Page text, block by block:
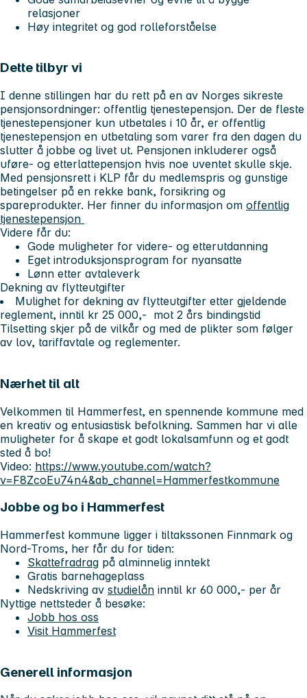
relasjoner
Høy integritet og god rolleforståelse
Dette tilbyr vi
I denne stillingen har du rett på en av Norges sikreste
pensjonsordninger: offentlig tjenestepensjon. Der de fleste
tjenestepensjoner kun utbetales i 10 år, er offentlig
tjenestepensjon en utbetaling som varer fra den dagen du
slutter å jobbe og livet ut. Pensjonen inkluderer også
uføre- og etterlattepensjon hvis noe uventet skulle skje.
Med pensjonsrett i KLP får du medlemspris og gunstige
betingelser på en rekke bank, forsikring og
spareprodukter. Her finner du informasjon om offentlig
tjenestepensjon
Videre får du:
Gode muligheter for videre- og etterutdanning
Eget introduksjonsprogram for nyansatte
Lønn etter avtaleverk
Dekning av flytteutgifter
Mulighet for dekning av flytteutgifter etter gjeldende
reglement, inntil kr 25 000,- mot 2 års bindingstid
Tilsetting skjer på de vilkår og med de plikter som følger
av lov, tariffavtale og reglementer.
Nærhet til alt
Velkommen til Hammerfest, en spennende kommune med
en kreativ og entusiastisk befolkning. Sammen har vi alle
muligheter for å skape et godt lokalsamfunn og et godt
sted å bo!
Video: https://www.youtube.com/watch?
v=F8ZcoEu74n4&ab_channel=Hammerfestkommune
Jobbe og bo i Hammerfest
Hammerfest kommune ligger i tiltakssonen Finnmark og
Nord-Troms, her får du for tiden:
Skattefradrag på alminnelig inntekt
Gratis barnehageplass
Nedskriving av studielån inntil kr 60 000,- per år
Nyttige nettsteder å besøke:
Jobb hos oss
Visit Hammerfest
Generell informasjon